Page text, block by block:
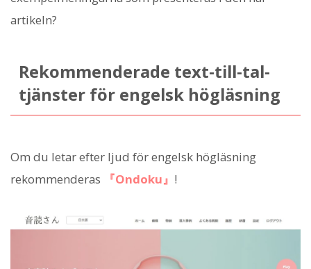
artikeln?
Rekommenderade text-till-tal-
tjänster för engelsk högläsning
Om du letar efter ljud för engelsk högläsning
rekommenderas
『Ondoku』 !